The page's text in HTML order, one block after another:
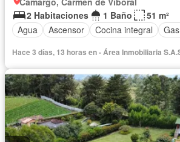
2 Habitaciones
1 Baño
51 m²
Agua
Ascensor Cocina integral
Hace 3 días, 13 horas en - Área Inmobiliaria